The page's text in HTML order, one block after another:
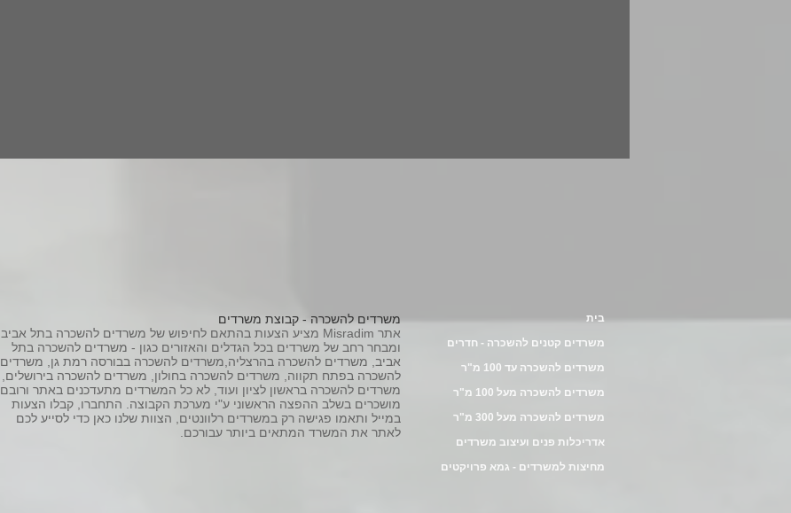
משרדים להשכרה - קבוצת משרדים
אתר Misradim מציע הצעות בהתאם לחיפוש של משרדים להשכרה בתל אביב
ומבחר רחב של משרדים בכל הגדלים והאזורים כגון - משרדים להשכרה בתל
אביב, משרדים להשכרה בהרצליה,משרדים להשכרה בבורסה רמת גן, משרדים
להשכרה בפתח תקווה, משרדים להשכרה בחולון, משרדים להשכרה בירושלים,
משרדים להשכרה בראשון לציון ועוד, לא כל המשרדים מתעדכנים באתר ורובם
מושכרים בשלב ההפצה הראשוני ע"י מערכת הקבוצה. התחברו, קבלו הצעות
במייל ותאמו פגישה רק במשרדים רלוונטים, הצוות שלנו כאן כדי לסייע לכם
לאתר את המשרד המתאים ביותר עבורכם.
בית
משרדים קטנים להשכרה - חדרים
משרדים להשכרה עד 100 מ"ר
משרדים להשכרה מעל 100 מ"ר
משרדים להשכרה מעל 300 מ"ר
אדריכלות פנים ועיצוב משרדים
מחיצות למשרדים - גמא פרויקטים